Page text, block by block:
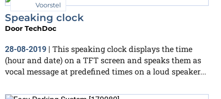
Voorstel
Speaking clock
Door TechDoc
28-08-2019 | This speaking clock displays the time
(hour and date) on a TFT screen and speaks them as
vocal message at predefined times on a loud speaker...